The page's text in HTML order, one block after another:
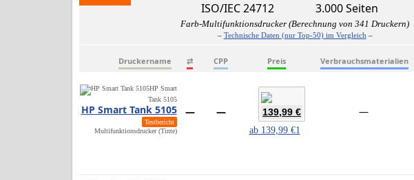
ISO/IEC 24712
3.000 Seiten
Farb-Multifunktionsdrucker (Berechnung von 341 Druckern)
– Technische Daten (nur Top-50) im Vergleich –
Druckername ⇄ CPP Preis Verbrauchsmaterialien
HP Smart
Tank 5105
HP Smart Tank 5105
Testbericht
Multifunktionsdrucker (Tinte)
— — 139,99 €
ab 139,99 €1
—